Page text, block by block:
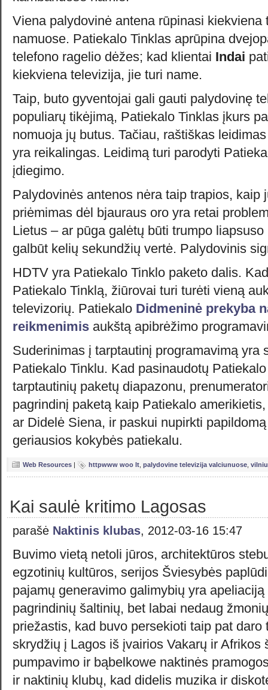
Viena palydovinė antena rūpinasi kiekviena
namuose. Patiekalo Tinklas aprūpina
telefono ragelio dėžes; kad klientai Indai
kiekviena televizija, jie turi name.
Taip, buto gyventojai gali gauti palydovinę
populiarų tikėjimą, Patiekalo Tinklas įkurs
nomuoja jų butus. Tačiau, raštiškas
yra reikalingas. Leidimą turi parodyti
įdiegimo.
Palydovinės antenos nėra taip trapios, kaip
priėmimas dėl bjauraus oro yra retai
Lietus – ar pūga galėtų būti trumpo
galbūt kelių sekundžių vertė. Palydovinis
HDTV yra Patiekalo Tinklo paketo dalis.
Patiekalo Tinklą, žiūrovai turi turėti vieną
televizorių. Patiekalo Didmeninė prekyba
reikmenimis aukštą apibrėžimo
Suderinimas į tarptautinį programavimą yra
Patiekalo Tinklu. Kad pasinaudotų
tarptautinių paketų diapazonu,
pagrindinį paketą kaip Patiekalo
ar Didelė Siena, ir paskui nupirkti
geriausios kokybės patiekalu.
Web Resources | httpwww woo lt palydovine televizija valciunuose
Kai saulė kritimo Lagosas
parašė Naktinis klubas, 2012-03-16 15:47
Buvimo vietą netoli jūros, architektūros
egzotinių kultūros, serijos Šviesybės
pajamų generavimo galimybių yra
pagrindinių šaltinių, bet labai nedaug
priežastis, kad buvo persekioti taip pat
skrydžių į Lagos iš įvairios Vakarų ir Afrikos
pumpavimo ir bąbelkowe naktinės
ir naktinių klubų, kad didelis muzika ir